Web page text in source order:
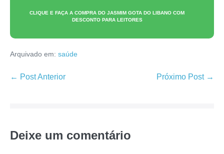
CLIQUE E FAÇA A COMPRA DO JASMIM GOTA DO LIBANO COM
DESCONTO PARA LEITORES
Arquivado em: saúde
Navegação
← Post Anterior Próximo Post →
Deixe um comentário